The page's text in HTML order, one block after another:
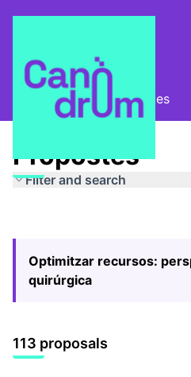
Pla Estratègic Propostes
Propostes
Filter and search
Optimitzar recursos:
quirúrgica
113 proposals